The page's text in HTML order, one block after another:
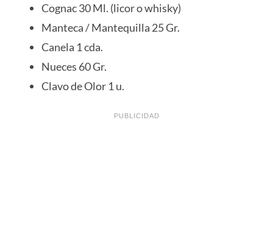
Cognac 30 Ml. (licor o whisky)
Manteca / Mantequilla 25 Gr.
Canela 1 cda.
Nueces 60 Gr.
Clavo de Olor 1 u.
PUBLICIDAD